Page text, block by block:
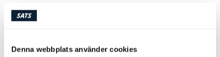
Denna webbplats använder cookies
Andra personliga tränare som kan
passa för dig
Rasmus Fors